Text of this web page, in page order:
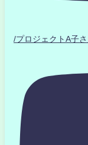
/プロジェクトA子